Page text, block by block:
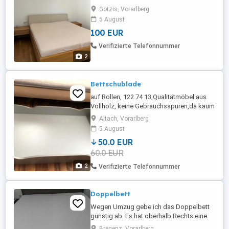
2
90x2.00 UVP bei ca 2000 Eur, aktuell
rabattiert bei ca 900 Eur ohne Lattenrost
Bett müsste selbst abgebaut werden
Götzis, Vorarlberg
5 August
100 EUR
Verifizierte Telefonnummer
2
Bettschublade
auf Rollen, 122 74 13,Qualitätmöbel aus
Vollholz, keine Gebrauchsspuren,da kaum
genutzt
Altach, Vorarlberg
5 August
50.0 EUR
60.0 EUR
Verifizierte Telefonnummer
Doppelbett
Wegen Umzug gebe ich das Doppelbett
günstig ab. Es hat oberhalb Rechts eine
beschädigt. Rechts und links ist jeweils